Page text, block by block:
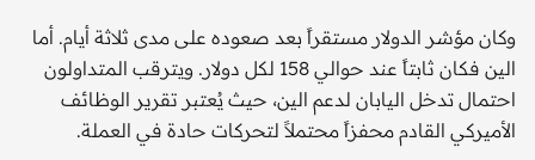
وكان مؤشر الدولار مستقراً بعد صعوده على مدى ثلاثة أيام. أما
الين فكان ثابتاً عند حوالي 158 لكل دولار. ويترقب المتداولون
احتمال تدخل اليابان لدعم الين، حيث يُعتبر تقرير الوظائف
الأميركي القادم محفزاً محتملاً لتحركات حادة في العملة.